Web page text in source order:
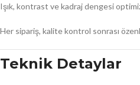
Işık, kontrast ve kadraj dengesi
Her sipariş, kalite kontrol sonrası
Teknik Detaylar